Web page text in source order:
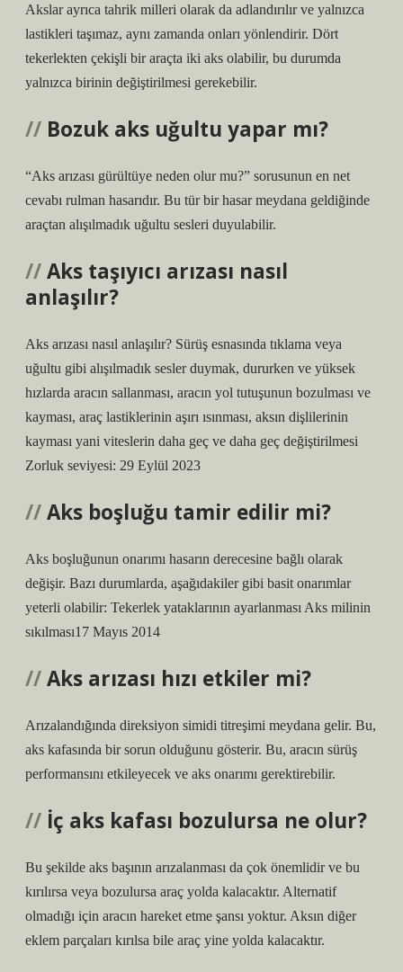
Akslar ayrıca tahrik milleri olarak da adlandırılır ve yalnızca
lastikleri taşımaz, aynı zamanda onları yönlendirir. Dört
tekerlekten çekişli bir araçta iki aks olabilir, bu durumda
yalnızca birinin değiştirilmesi gerekebilir.
Bozuk aks uğultu yapar mı?
“Aks arızası gürültüye neden olur mu?” sorusunun en net
cevabı rulman hasarıdır. Bu tür bir hasar meydana geldiğinde
araçtan alışılmadık uğultu sesleri duyulabilir.
Aks taşıyıcı arızası nasıl
anlaşılır?
Aks arızası nasıl anlaşılır? Sürüş esnasında tıklama veya
uğultu gibi alışılmadık sesler duymak, dururken ve yüksek
hızlarda aracın sallanması, aracın yol tutuşunun bozulması ve
kayması, araç lastiklerinin aşırı ısınması, aksın dişlilerinin
kayması yani viteslerin daha geç ve daha geç değiştirilmesi
Zorluk seviyesi: 29 Eylül 2023
Aks boşluğu tamir edilir mi?
Aks boşluğunun onarımı hasarın derecesine bağlı olarak
değişir. Bazı durumlarda, aşağıdakiler gibi basit onarımlar
yeterli olabilir: Tekerlek yataklarının ayarlanması Aks milinin
sıkılması17 Mayıs 2014
Aks arızası hızı etkiler mi?
Arızalandığında direksiyon simidi titreşimi meydana gelir. Bu,
aks kafasında bir sorun olduğunu gösterir. Bu, aracın sürüş
performansını etkileyecek ve aks onarımı gerektirebilir.
İç aks kafası bozulursa ne olur?
Bu şekilde aks başının arızalanması da çok önemlidir ve bu
kırılırsa veya bozulursa araç yolda kalacaktır. Alternatif
olmadığı için aracın hareket etme şansı yoktur. Aksın diğer
eklem parçaları kırılsa bile araç yine yolda kalacaktır.